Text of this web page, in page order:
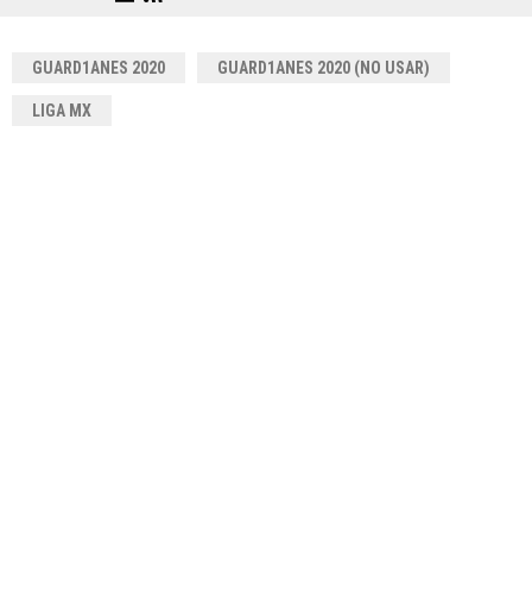
GUARD1ANES 2020 GUARD1ANES 2020 (NO USAR)
LIGA MX